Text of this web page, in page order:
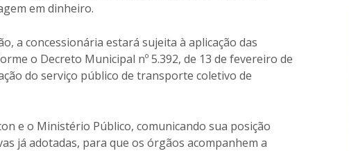
em dinheiro.
a concessionária estará sujeita à aplicação das
o Decreto Municipal nº 5.392, de 13 de fevereiro de
do serviço público de transporte coletivo de
e o Ministério Público, comunicando sua posição
já adotadas, para que os órgãos acompanhem a